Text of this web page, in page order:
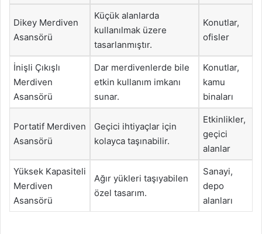
Dikey Merdiven
Asansörü
Küçük alanlarda
kullanılmak üzere
tasarlanmıştır.
Konutlar,
ofisler
İnişli Çıkışlı
Merdiven
Asansörü
Dar merdivenlerde bile
etkin kullanım imkanı
sunar.
Konutlar,
kamu
binaları
Portatif Merdiven
Asansörü
Geçici ihtiyaçlar için
kolayca taşınabilir.
Etkinlikler,
geçici
alanlar
Yüksek Kapasiteli
Merdiven
Asansörü
Ağır yükleri taşıyabilen
özel tasarım.
Sanayi,
depo
alanları